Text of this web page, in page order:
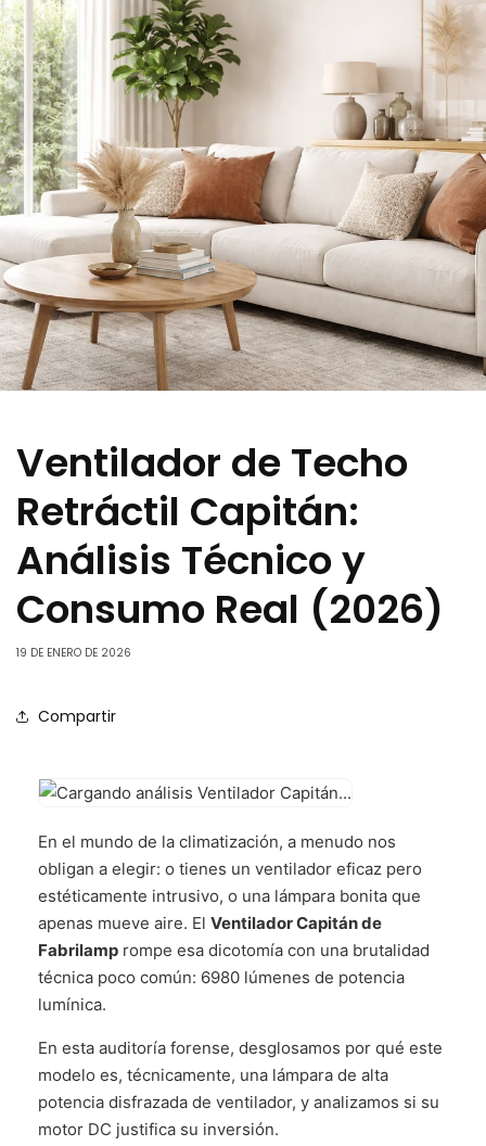
Ventilador de Techo
Retráctil Capitán:
Análisis Técnico y
Consumo Real (2026)
19 DE ENERO DE 2026
Compartir
En el mundo de la climatización, a menudo nos
obligan a elegir: o tienes un ventilador eficaz pero
estéticamente intrusivo, o una lámpara bonita que
apenas mueve aire. El Ventilador Capitán de
Fabrilamp rompe esa dicotomía con una brutalidad
técnica poco común: 6980 lúmenes de potencia
lumínica.
En esta auditoría forense, desglosamos por qué este
modelo es, técnicamente, una lámpara de alta
potencia disfrazada de ventilador, y analizamos si su
motor DC justifica su inversión.